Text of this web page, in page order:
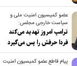
عضو کمیسیون امنیت ملی و
سیاست خارجی مجلس:
ترامپ امروز تهدید می‌کند
فردا حرفش را پس می‌گیرد
پیام قاطع عضو کمیسیون امنیت